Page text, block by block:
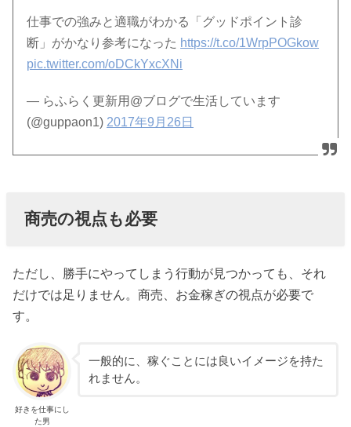
仕事での強みと適職がわかる「グッドポイント診
断」がかなり参考になった https://t.co/1WrpPOGkow
pic.twitter.com/oDCkYxcXNi
— らふらく更新用@ブログで生活しています
(@guppaon1) 2017年9月26日
商売の視点も必要
ただし、勝手にやってしまう行動が見つかっても、それ
だけでは足りません。商売、お金稼ぎの視点が必要で
す。
好きを仕事にし
た男
一般的に、稼ぐことには良いイメージを持た
れません。